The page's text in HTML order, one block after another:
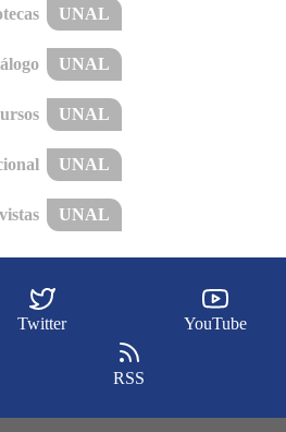
UNAL
UNAL
UNAL
UNAL
UNAL
Twitter YouTube
RSS